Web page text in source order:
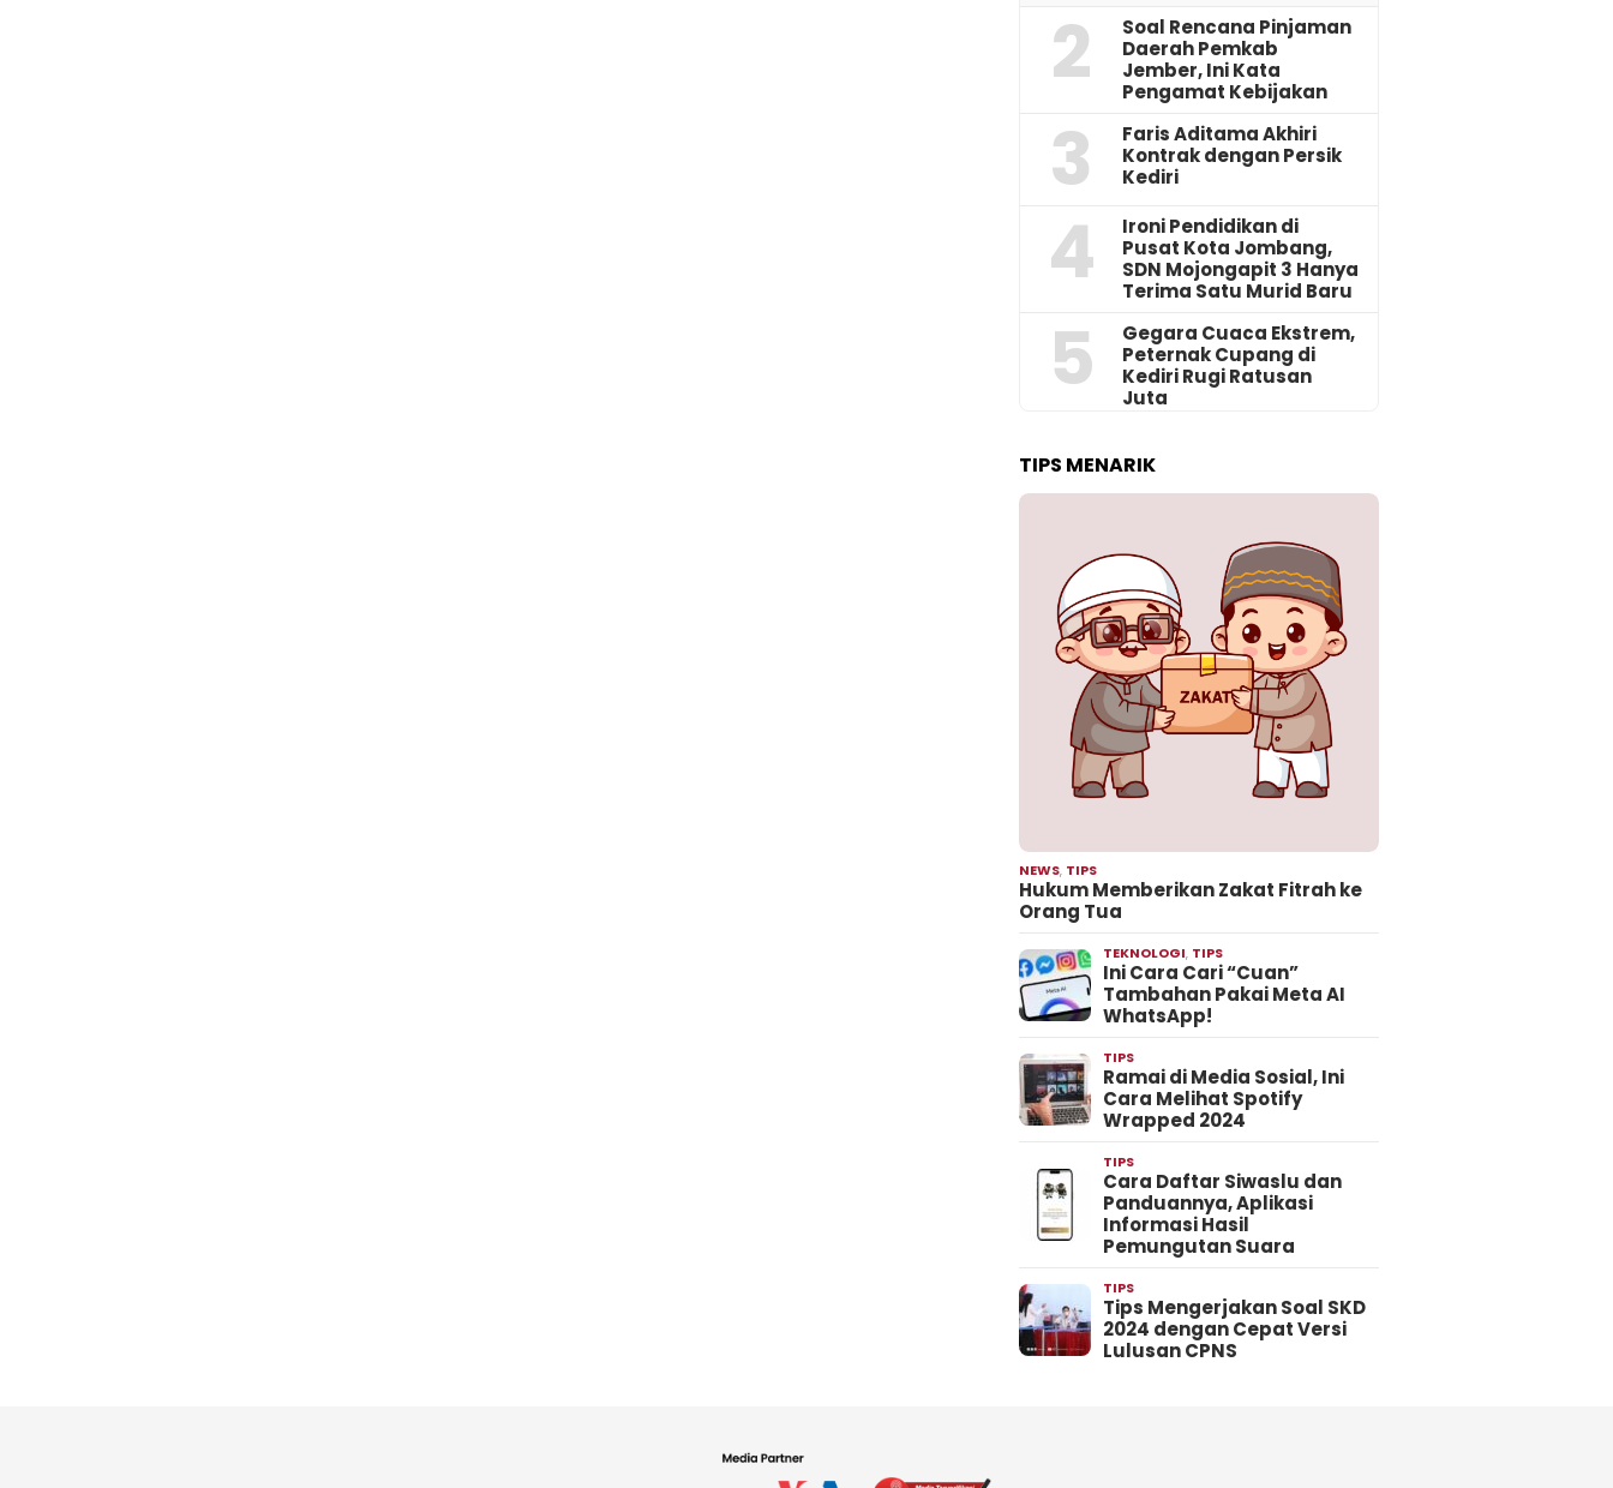
2
‎Soal Rencana Pinjaman
Daerah Pemkab
Jember, Ini Kata
Pengamat Kebijakan ‎
3
Faris Aditama Akhiri
Kontrak dengan Persik
Kediri
4
Ironi Pendidikan di
Pusat Kota Jombang,
SDN Mojongapit 3 Hanya
Terima Satu Murid Baru
5
‎Gegara Cuaca Ekstrem,
Peternak Cupang di
Kediri Rugi Ratusan
Juta
TIPS MENARIK
NEWS, TIPS
Hukum Memberikan Zakat Fitrah ke
Orang Tua
TEKNOLOGI, TIPS
Ini Cara Cari “Cuan”
Tambahan Pakai Meta AI
WhatsApp!
TIPS
Ramai di Media Sosial, Ini
Cara Melihat Spotify
Wrapped 2024
TIPS
Cara Daftar Siwaslu dan
Panduannya, Aplikasi
Informasi Hasil
Pemungutan Suara
TIPS
Tips Mengerjakan Soal SKD
2024 dengan Cepat Versi
Lulusan CPNS